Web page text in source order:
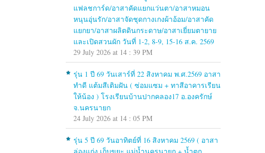
แฟลชการ์ด/อาสาคัดแยกแว่นตา/อาสาหมอน
หนุนอุ่นรัก/อาสาจัดชุดกางเกงผ้าอ้อม/อาสาคัด
แยกยา/อาสาผลิตดินกระดาษ/อาสาเยี่ยมตายาย
และเปิดสวนผัก วันที่ 1-2, 8-9, 15-16 ส.ค. 2569
29 July 2026 at 14 : 39 PM
รุ่น 1 ปี 69 วันเสาร์ที่ 22 สิงหาคม พ.ศ.2569 อาสา
ทำดี แต้มสีเติมฝัน ( ซ่อมแซม + ทาสีอาคารเรียน
ให้น้อง ) โรงเรียนบ้านปากคลอง17 อ.องครักษ์
จ.นครนายก
24 July 2026 at 14 : 05 PM
รุ่น 5 ปี 69 วันอาทิตย์ที่ 16 สิงหาคม 2569 ( อาสา